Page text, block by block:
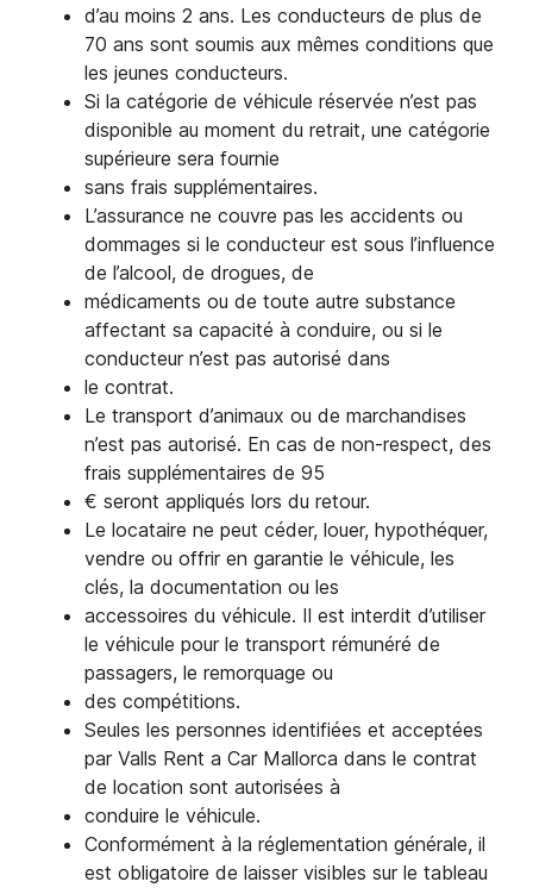
d’au moins 2 ans. Les conducteurs de plus de
70 ans sont soumis aux mêmes conditions que
les jeunes conducteurs.
Si la catégorie de véhicule réservée n’est pas
disponible au moment du retrait, une catégorie
supérieure sera fournie
sans frais supplémentaires.
L’assurance ne couvre pas les accidents ou
dommages si le conducteur est sous l’influence
de l’alcool, de drogues, de
médicaments ou de toute autre substance
affectant sa capacité à conduire, ou si le
conducteur n’est pas autorisé dans
le contrat.
Le transport d’animaux ou de marchandises
n’est pas autorisé. En cas de non-respect, des
frais supplémentaires de 95
€ seront appliqués lors du retour.
Le locataire ne peut céder, louer, hypothéquer,
vendre ou offrir en garantie le véhicule, les
clés, la documentation ou les
accessoires du véhicule. Il est interdit d’utiliser
le véhicule pour le transport rémunéré de
passagers, le remorquage ou
des compétitions.
Seules les personnes identifiées et acceptées
par Valls Rent a Car Mallorca dans le contrat
de location sont autorisées à
conduire le véhicule.
Conformément à la réglementation générale, il
est obligatoire de laisser visibles sur le tableau